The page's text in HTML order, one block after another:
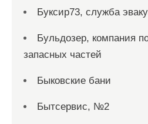
Буксир73, служба
Бульдозер, компания
запасных частей
Быковские бани
Бытсервис, №2